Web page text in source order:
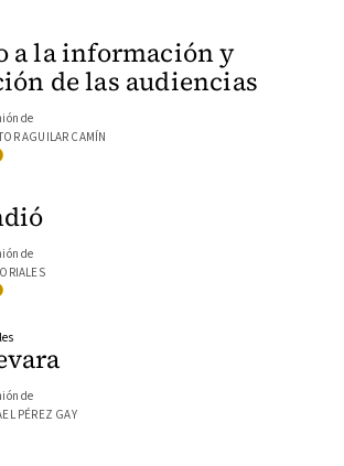
a la información y
de las audiencias
de
AGUILAR CAMÍN
de
de
PÉREZ GAY